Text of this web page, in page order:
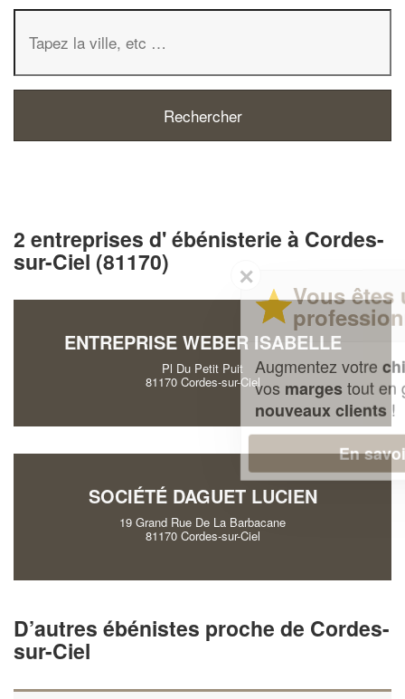
2 entreprises d' ébénisterie à Cordes-
sur-Ciel (81170)
ENTREPRISE WEBER ISABELLE
Pl Du Petit Puit
81170 Cordes-sur-Ciel
SOCIÉTÉ DAGUET LUCIEN
19 Grand Rue De La Barbacane
81170 Cordes-sur-Ciel
D’autres ébénistes proche de Cordes-
sur-Ciel
✕
Vous êtes un
professionnel ?
Augmentez votrechiffre d'affaireset
margestout en gagnant de
En savoir plus